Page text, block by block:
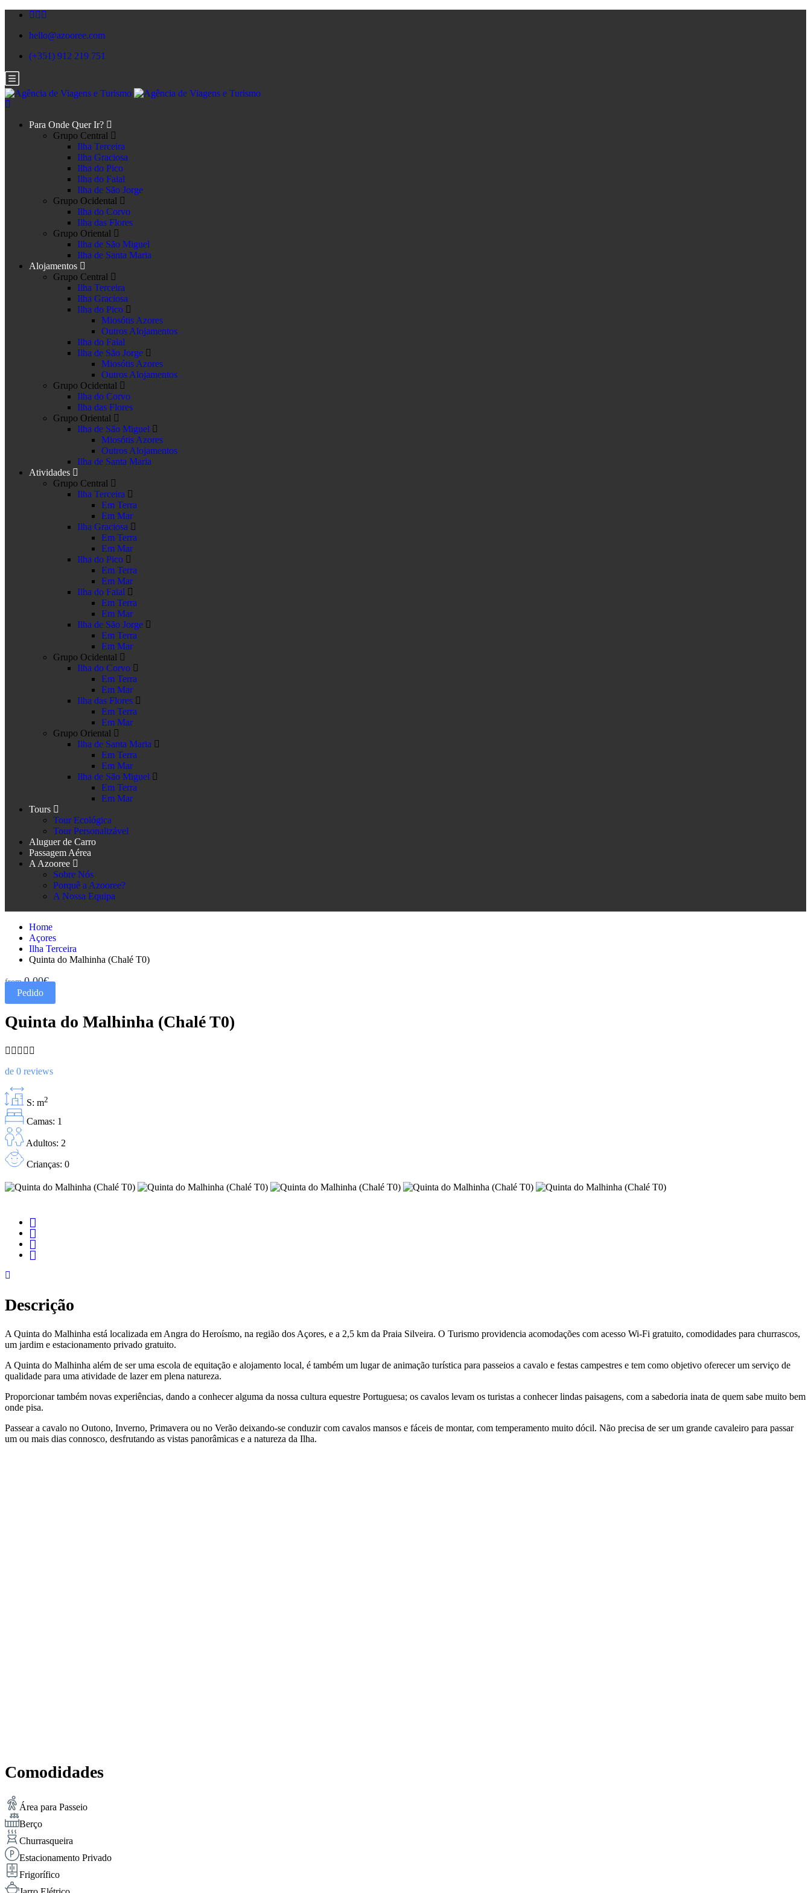
hello@azooree.com
(+351) 912 219 751
Para Onde Quer Ir?
Grupo Central
Ilha Terceira
Ilha Graciosa
Ilha do Pico
Ilha do Faial
Ilha de São Jorge
Grupo Ocidental
Ilha do Corvo
Ilha das Flores
Grupo Oriental
Ilha de São Miguel
Ilha de Santa Maria
Alojamentos
Grupo Central
Ilha Terceira
Ilha Graciosa
Ilha do Pico
Miosótis Azores
Outros Alojamentos
Ilha do Faial
Ilha de São Jorge
Miosótis Azores
Outros Alojamentos
Grupo Ocidental
Ilha do Corvo
Ilha das Flores
Grupo Oriental
Ilha de São Miguel
Miosótis Azores
Outros Alojamentos
Ilha de Santa Maria
Atividades
Grupo Central
Ilha Terceira
Em Terra
Em Mar
Ilha Graciosa
Em Terra
Em Mar
Ilha do Pico
Em Terra
Em Mar
Ilha do Faial
Em Terra
Em Mar
Ilha de São Jorge
Em Terra
Em Mar
Grupo Ocidental
Ilha do Corvo
Em Terra
Em Mar
Ilha das Flores
Em Terra
Em Mar
Grupo Oriental
Ilha de Santa Maria
Em Terra
Em Mar
Ilha de São Miguel
Em Terra
Em Mar
Tours
Tour Ecológica
Tour Personalizável
Aluguer de Carro
Passagem Aérea
A Azooree
Sobre Nós
Porquê a Azooree?
A Nossa Equipa
Home
Açores
Ilha Terceira
Quinta do Malhinha (Chalé T0)
from0,00€
Pedido
Quinta do Malhinha (Chalé T0)
de 0 reviews
S: m2
Camas: 1
Adultos: 2
Crianças: 0
Descrição
A Quinta do Malhinha está localizada em Angra do Heroísmo, na região dos Açores, e a 2,5 km da Praia Silveira. O Turismo providencia acomodações com acesso Wi-Fi gratuito, comodidades para churrascos,
um jardim e estacionamento privado gratuito.
A Quinta do Malhinha além de ser uma escola de equitação e alojamento local, é também um lugar de animação turística para passeios a cavalo e festas campestres e tem como objetivo oferecer um serviço de
qualidade para uma atividade de lazer em plena natureza.
Proporcionar também novas experiências, dando a conhecer alguma da nossa cultura equestre Portuguesa; os cavalos levam os turistas a conhecer lindas paisagens, com a sabedoria inata de quem sabe muito bem
onde pisa.
Passear a cavalo no Outono, Inverno, Primavera ou no Verão deixando-se conduzir com cavalos mansos e fáceis de montar, com temperamento muito dócil. Não precisa de ser um grande cavaleiro para passar
um ou mais dias connosco, desfrutando as vistas panorâmicas e a natureza da Ilha.
Comodidades
Área para Passeio
Berço
Churrasqueira
Estacionamento Privado
Frigorífico